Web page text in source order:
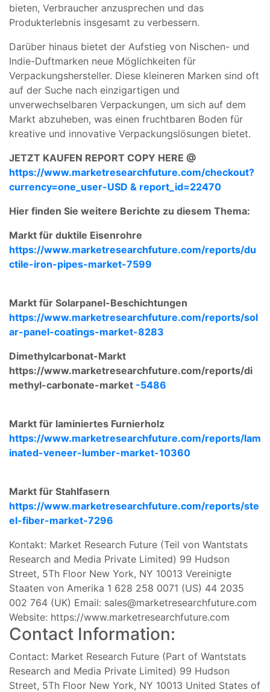
bieten, Verbraucher anzusprechen und das
Produkterlebnis insgesamt zu verbessern.
Darüber hinaus bietet der Aufstieg von Nischen- und
Indie-Duftmarken neue Möglichkeiten für
Verpackungshersteller. Diese kleineren Marken sind oft
auf der Suche nach einzigartigen und
unverwechselbaren Verpackungen, um sich auf dem
Markt abzuheben, was einen fruchtbaren Boden für
kreative und innovative Verpackungslösungen bietet.
JETZT KAUFEN REPORT COPY HERE @
https://www.marketresearchfuture.com/checkout?
currency=one_user-USD & report_id=22470
Hier finden Sie weitere Berichte zu diesem Thema:
Markt für duktile Eisenrohre
https://www.marketresearchfuture.com/reports/du
ctile-iron-pipes-market-7599
Markt für Solarpanel-Beschichtungen
https://www.marketresearchfuture.com/reports/sol
ar-panel-coatings-market-8283
Dimethylcarbonat-Markt
https://www.marketresearchfuture.com/reports/di
methyl-carbonate-market -5486
Markt für laminiertes Furnierholz
https://www.marketresearchfuture.com/reports/lam
inated-veneer-lumber-market-10360
Markt für Stahlfasern
https://www.marketresearchfuture.com/reports/ste
el-fiber-market-7296
Kontakt: Market Research Future (Teil von Wantstats
Research and Media Private Limited) 99 Hudson
Street, 5Th Floor New York, NY 10013 Vereinigte
Staaten von Amerika 1 628 258 0071 (US) 44 2035
002 764 (UK) Email: sales@marketresearchfuture.com
Website: https://www.marketresearchfuture.com
Contact Information:
Contact: Market Research Future (Part of Wantstats
Research and Media Private Limited) 99 Hudson
Street, 5Th Floor New York, NY 10013 United States of